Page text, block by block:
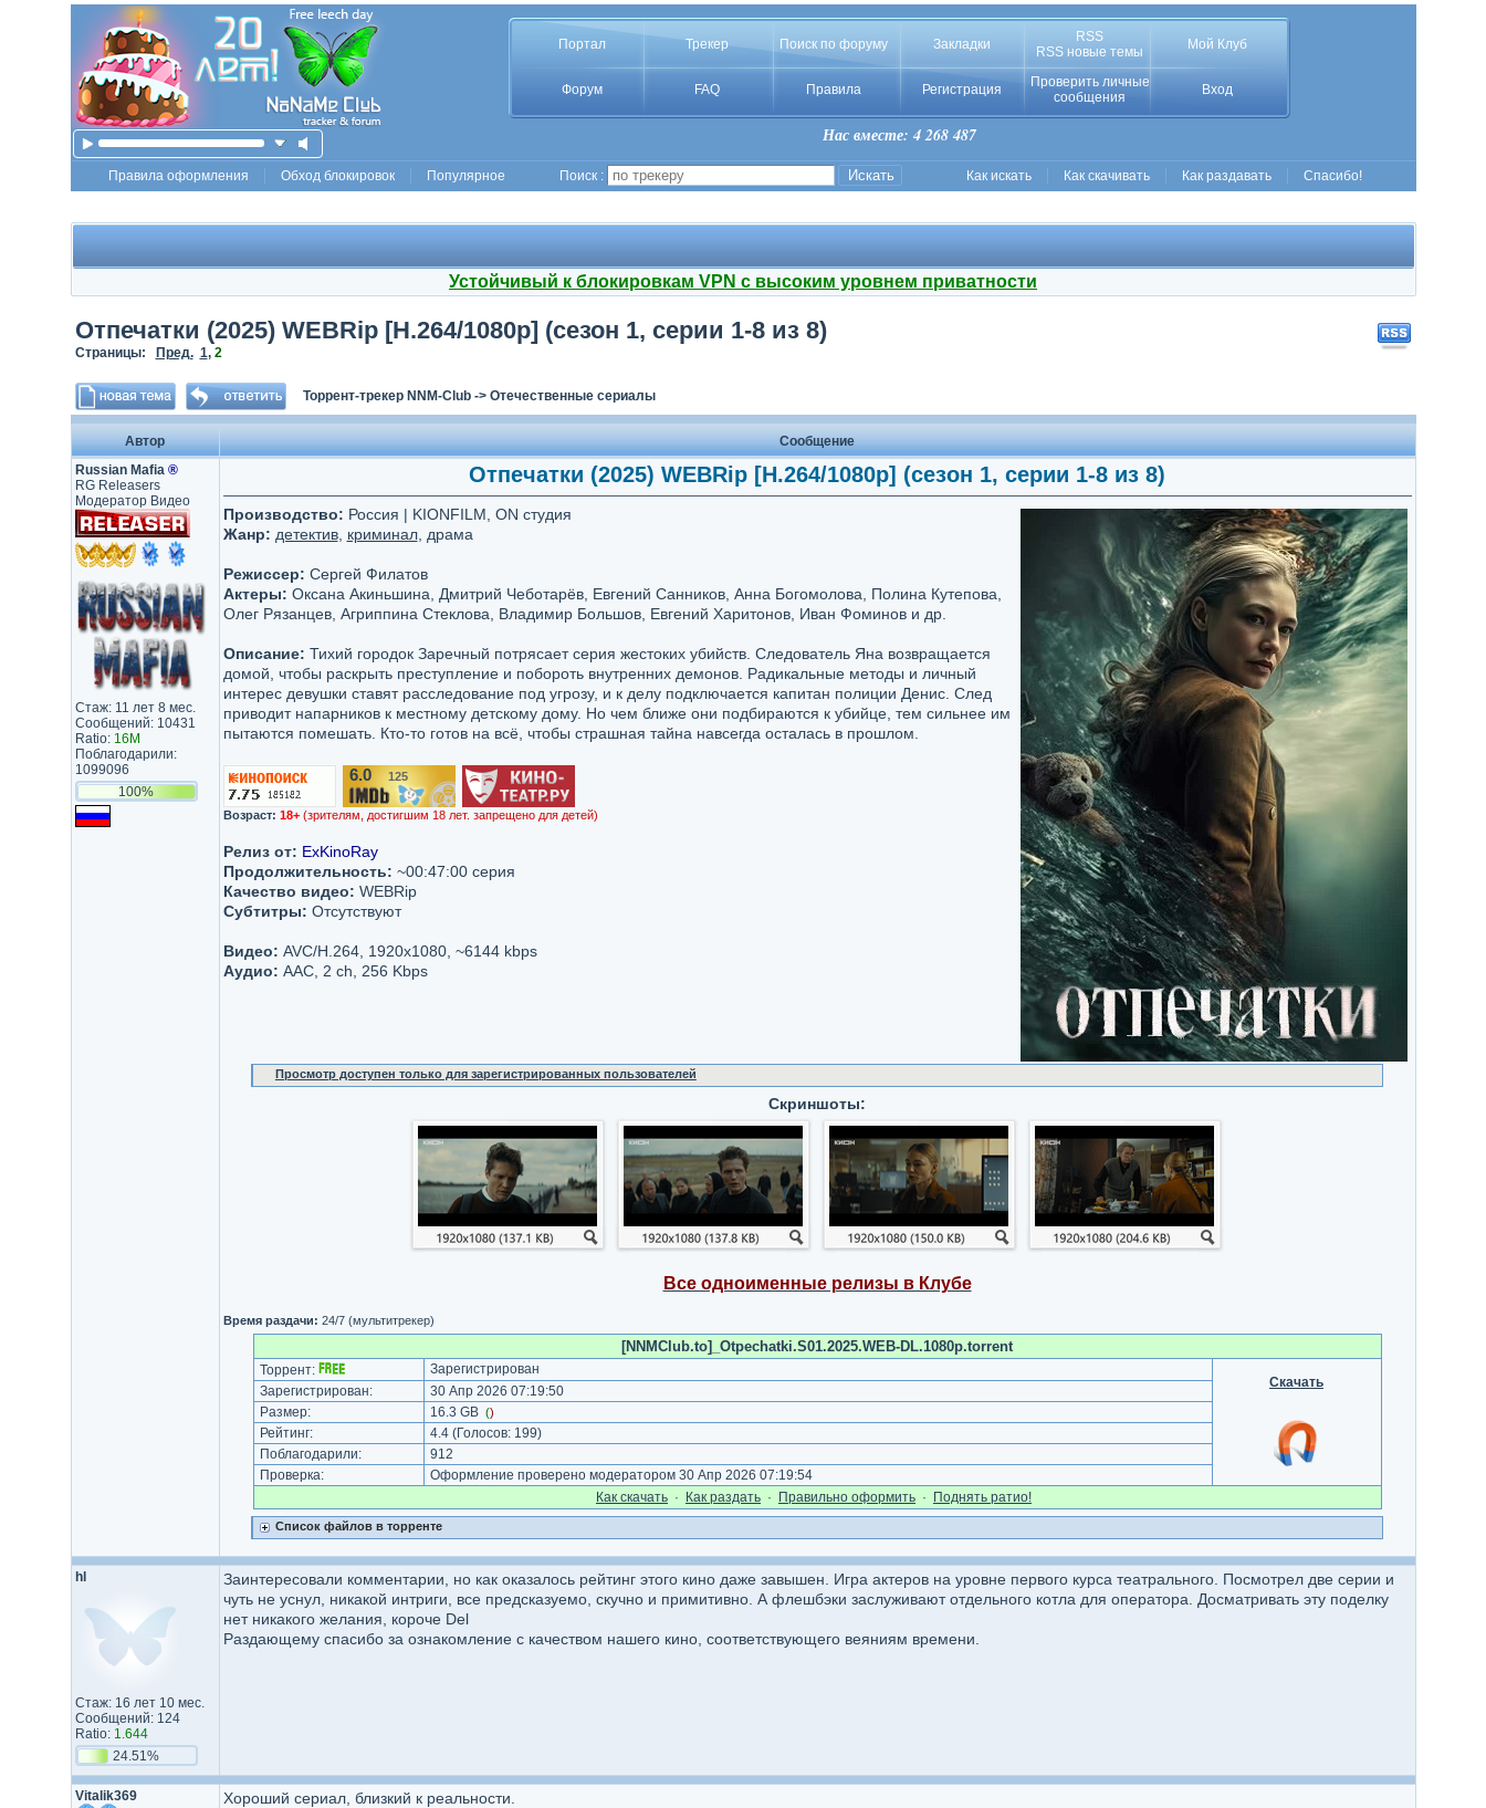
Портал Трекер Поиск по форуму Закладки
RSS
RSS новые темы
Мой Клуб
Форум FAQ Правила Регистрация
Проверить личные
сообщения
Вход
Нас вместе: 4 268 487
Правила оформления Обход блокировок Популярное Поиск : Как искать Как скачивать Как раздавать Спасибо!
Устойчивый к блокировкам VPN с высоким уровнем приватности
Отпечатки (2025) WEBRip [H.264/1080p] (сезон 1, серии 1-8 из 8)
Страницы: Пред. 1, 2
Торрент-трекер NNM-Club-> Отечественные сериалы
Автор
Сообщение
Russian Mafia ®
RG Releasers
Модератор Видео
Стаж: 11 лет 8 мес.
Сообщений: 10431
Ratio: 16M
Поблагодарили:
1099096
100%
Отпечатки (2025) WEBRip [H.264/1080p] (сезон 1, серии 1-8 из 8)
Производство: Россия | KIONFILM, ON студия
Жанр: детектив, криминал, драма
Режиссер: Сергей Филатов
Актеры: Оксана Акиньшина, Дмитрий Чеботарёв, Евгений Санников, Анна Богомолова, Полина Кутепова,
Олег Рязанцев, Агриппина Стеклова, Владимир Большов, Евгений Харитонов, Иван Фоминов и др.
Описание: Тихий городок Заречный потрясает серия жестоких убийств. Следователь Яна возвращается
домой, чтобы раскрыть преступление и побороть внутренних демонов. Радикальные методы и личный
интерес девушки ставят расследование под угрозу, и к делу подключается капитан полиции Денис. След
приводит напарников к местному детскому дому. Но чем ближе они подбираются к убийце, тем сильнее им
пытаются помешать. Кто-то готов на всё, чтобы страшная тайна навсегда осталась в прошлом.
6.0/10 125
Возраст: 18+ (зрителям, достигшим 18 лет. запрещено для детей)
Релиз от: ExKinoRay
Продолжительность: ~00:47:00 серия
Качество видео: WEBRip
Субтитры: Отсутствуют
Видео: AVC/H.264, 1920х1080, ~6144 kbps
Аудио: AAC, 2 ch, 256 Kbps
Просмотр доступен только для зарегистрированных пользователей
Скриншоты:
Все одноименные релизы в Клубе
Время раздачи: 24/7 (мультитрекер)
[NNMClub.to]_Otpechatki.S01.2025.WEB-DL.1080p.torrent
Торрент:
Зарегистрирован
Скачать
Зарегистрирован:
30 Апр 2026 07:19:50
Размер:
16.3 GB ()
Рейтинг: 4.4(Голосов: 199)
Поблагодарили:
912
Проверка:
Оформление проверено модератором 30 Апр 2026 07:19:54
Как cкачать · Как раздать · Правильно оформить · Поднять ратио!
Список файлов в торренте
hl
Стаж: 16 лет 10 мес.
Сообщений: 124
Ratio: 1.644
24.51%
Заинтересовали комментарии, но как оказалось рейтинг этого кино даже завышен. Игра актеров на уровне первого курса театрального. Посмотрел две серии и
чуть не уснул, никакой интриги, все предсказуемо, скучно и примитивно. А флешбэки заслуживают отдельного котла для оператора. Досматривать эту поделку
нет никакого желания, короче Del
Раздающему спасибо за ознакомление с качеством нашего кино, соответствующего веяниям времени.
Vitalik369
Хороший сериал, близкий к реальности.